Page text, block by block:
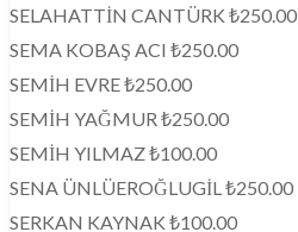
SELAHATTİN CANTÜRK ₺250.00
SEMA KOBAŞ ACI ₺250.00
SEMİH EVRE ₺250.00
SEMİH YAĞMUR ₺250.00
SEMİH YILMAZ ₺100.00
SENA ÜNLÜEROĞLUGİL ₺250.00
SERKAN KAYNAK ₺100.00